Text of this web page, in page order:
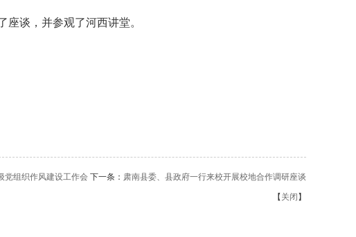
谈，并参观了河西讲堂。
党组织作风建设工作会 下一条： 肃南县委、县政府一行来校开展校地合作调研座谈
【 关闭 】